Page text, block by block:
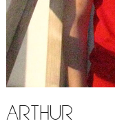
Arthur